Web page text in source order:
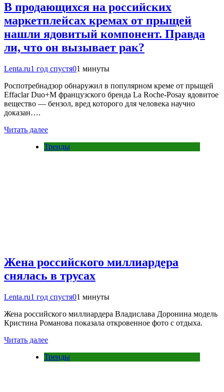
В продающихся на российских
маркетплейсах кремах от прыщей
нашли ядовитый компонент. Правда
ли, что он вызывает рак?
Lenta.ru1 год спустя01 минуты
Роспотребнадзор обнаружил в популярном креме от прыщей
Effaclar Duo+M французского бренда La Roche-Posay ядовитое
вещество — бензол, вред которого для человека научно
доказан….
Читать далее
Тренды
Жена российского миллиардера
снялась в трусах
Lenta.ru1 год спустя01 минуты
Жена российского миллиардера Владислава Доронина модель
Кристина Романова показала откровенное фото с отдыха.
Читать далее
Тренды